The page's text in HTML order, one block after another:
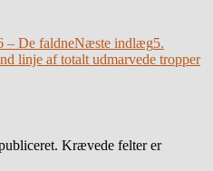
– De faldneNæste indlæg5.
linje af totalt udmarvede tropper
Krævede felter er